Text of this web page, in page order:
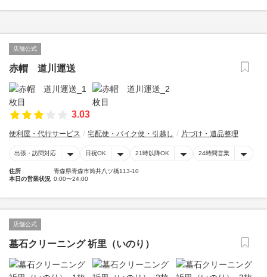
店舗公式
赤帽 道川運送
3.03
便利屋・代行サービス 宅配便・バイク便・引越し 片づけ・遺品整理
出張・訪問対応 日祝OK 21時以降OK 24時間営業
住所
青森県青森市筒井八ツ橋113-10
本日の営業状況 0:00〜24:00
店舗公式
墓石クリーニング 祈里（いのり）